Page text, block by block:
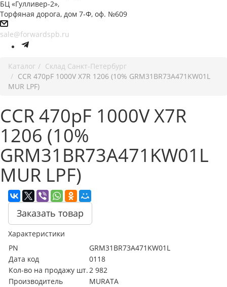
БЦ «Гулливер-2»,
Торфяная дорога, дом 7-Ф, оф. №609
sale@forwardspb.ru
Каталог
Cклад Санкт-Петербург
CCR 470pF 1000V X7R 1206 (10% GRM31BR73A471KW01L
MUR LPF)
CCR 470pF 1000V X7R
1206 (10%
GRM31BR73A471KW01L
MUR LPF)
Заказать товар
Характеристики
PN
GRM31BR73A471KW01L
Дата код
0118
Кол-во на продажу шт.2 982
Производитель
MURATA